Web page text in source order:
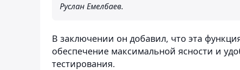
Руслан Емелбаев.
В заключении он добавил, что эта
обеспечение максимальной ясности и
тестирования.